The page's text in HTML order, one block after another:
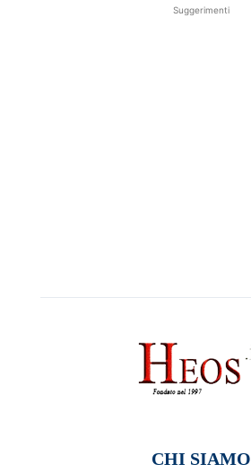
Suggerimenti
CHI SIAMO